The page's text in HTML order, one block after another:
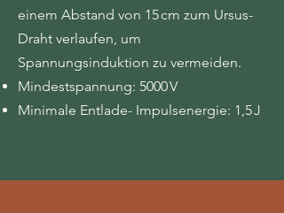
Entdecken Sie unten einige grundlegende
Techniken, die entscheidend sind, um einen
gewährleisten.
einem Abstand von 15 cm zum Ursus-
Draht verlaufen, um
Spannungsinduktion zu vermeiden.
Mindestspannung: 5000 V
Minimale Entlade- Impulsenergie: 1,5 J